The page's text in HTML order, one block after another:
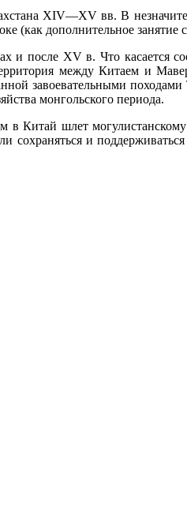
XIV—XV вв. В
(как дополнительное занятие
и после XV в. Что касается
между Китаем и
завоевательными
монгольского периода.
в Китай шлет
сохраняться и